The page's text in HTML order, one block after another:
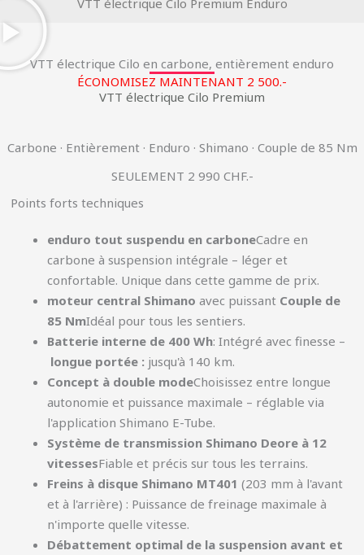
VTT électrique Cilo en carbone, entièrement enduro
ÉCONOMISEZ MAINTENANT 2 500.-
VTT électrique Cilo Premium
Carbone · Entièrement · Enduro · Shimano · Couple de 85 Nm
SEULEMENT 2 990 CHF.-
Points forts techniques
enduro tout suspendu en carboneCadre en
carbone à suspension intégrale – léger et
confortable. Unique dans cette gamme de prix.
moteur central Shimano avec puissant Couple de
85 NmIdéal pour tous les sentiers.
Batterie interne de 400 Wh: Intégré avec finesse –
longue portée : jusqu'à 140 km.
Concept à double modeChoisissez entre longue
autonomie et puissance maximale – réglable via
l'application Shimano E-Tube.
Système de transmission Shimano Deore à 12
vitessesFiable et précis sur tous les terrains.
Freins à disque Shimano MT401 (203 mm à l'avant
et à l'arrière) : Puissance de freinage maximale à
n'importe quelle vitesse.
Débattement optimal de la suspension avant et